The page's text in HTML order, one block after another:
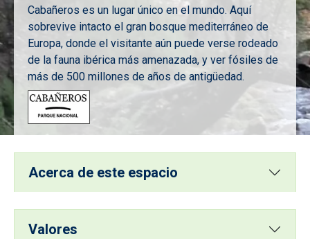
Cabañeros es un lugar único en el mundo. Aquí
sobrevive intacto el gran bosque mediterráneo de
Europa, donde el visitante aún puede verse rodeado
de la fauna ibérica más amenazada, y ver fósiles de
más de 500 millones de años de antigüedad.
Imagen
Acerca de este espacio
Valores